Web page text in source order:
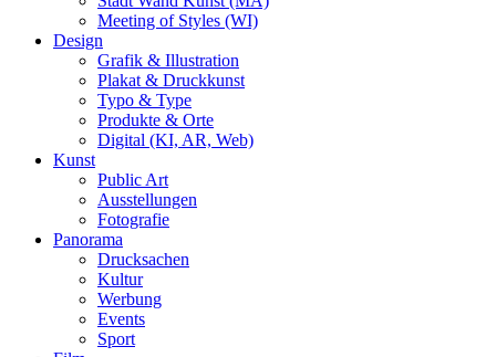
Meeting of Styles (WI)
Design
Grafik & Illustration
Plakat & Druckkunst
Typo & Type
Produkte & Orte
Digital (KI, AR, Web)
Kunst
Public Art
Ausstellungen
Fotografie
Panorama
Drucksachen
Kultur
Werbung
Events
Sport